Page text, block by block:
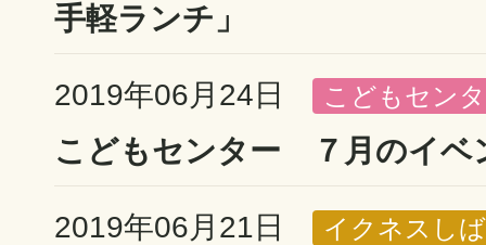
手軽ランチ」
2019年06月24日 こどもセン
こどもセンター ７月のイベ
2019年06月21日 イクネスし